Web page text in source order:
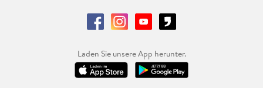
Laden Sie unsere App herunter.